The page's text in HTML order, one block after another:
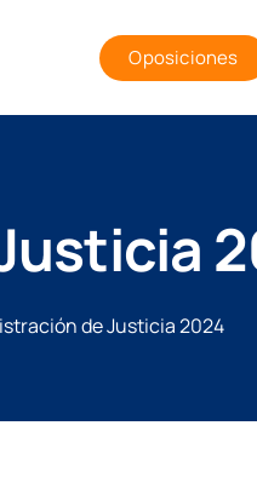
Oposiciones
de Justicia 2024